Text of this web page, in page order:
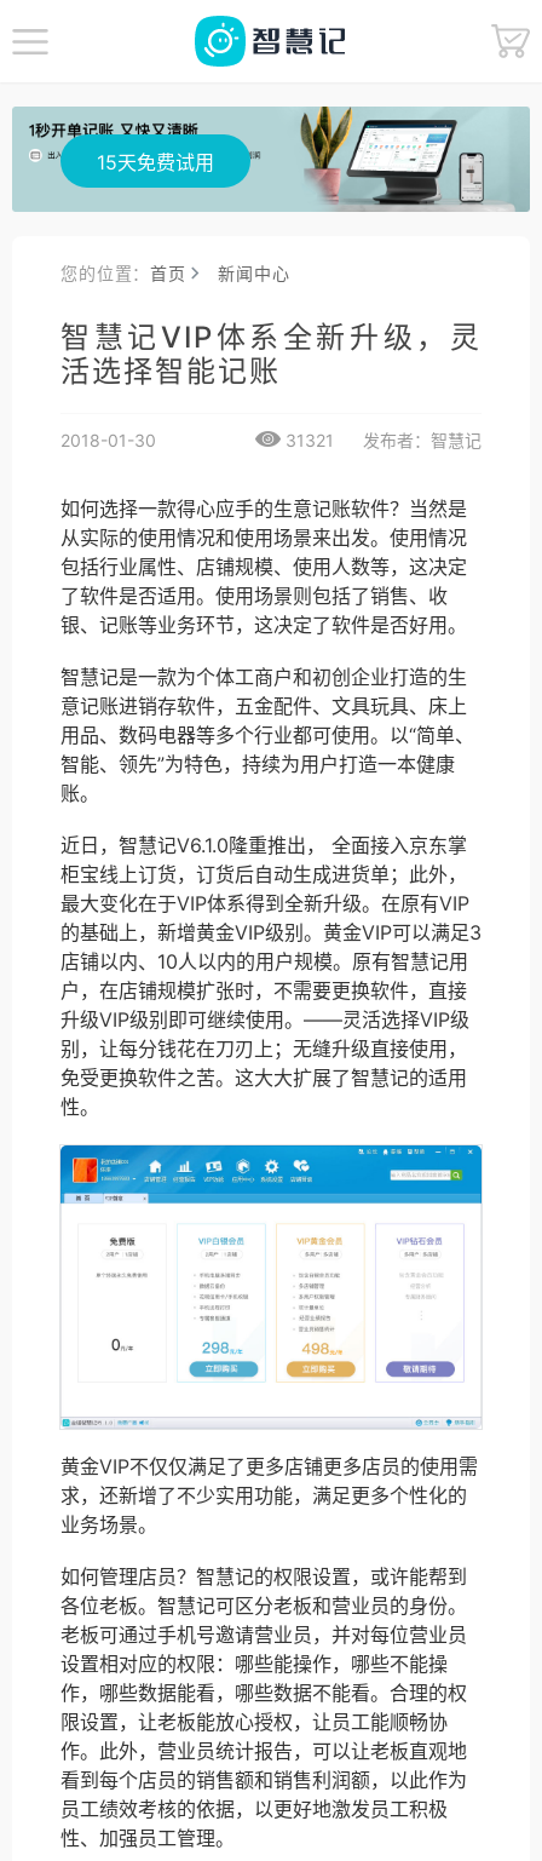
15天免费试用
您的位置：首页 新闻中心
智慧记VIP体系全新升级，灵
活选择智能记账
2018-01-30 31321 发布者：智慧记
如何选择一款得心应手的生意记账软件？当然是
从实际的使用情况和使用场景来出发。使用情况
包括行业属性、店铺规模、使用人数等，这决定
了软件是否适用。使用场景则包括了销售、收
银、记账等业务环节，这决定了软件是否好用。
智慧记是一款为个体工商户和初创企业打造的生
意记账进销存软件，五金配件、文具玩具、床上
用品、数码电器等多个行业都可使用。以“简单、
智能、领先”为特色，持续为用户打造一本健康
账。
近日，智慧记V6.1.0隆重推出， 全面接入京东掌
柜宝线上订货，订货后自动生成进货单；此外，
最大变化在于VIP体系得到全新升级。在原有VIP
的基础上，新增黄金VIP级别。黄金VIP可以满足3
店铺以内、10人以内的用户规模。原有智慧记用
户，在店铺规模扩张时，不需要更换软件，直接
升级VIP级别即可继续使用。——灵活选择VIP级
别，让每分钱花在刀刃上；无缝升级直接使用，
免受更换软件之苦。这大大扩展了智慧记的适用
性。
黄金VIP不仅仅满足了更多店铺更多店员的使用需
求，还新增了不少实用功能，满足更多个性化的
业务场景。
如何管理店员？智慧记的权限设置，或许能帮到
各位老板。智慧记可区分老板和营业员的身份。
老板可通过手机号邀请营业员，并对每位营业员
设置相对应的权限：哪些能操作，哪些不能操
作，哪些数据能看，哪些数据不能看。合理的权
限设置，让老板能放心授权，让员工能顺畅协
作。此外，营业员统计报告，可以让老板直观地
看到每个店员的销售额和销售利润额，以此作为
员工绩效考核的依据，以更好地激发员工积极
性、加强员工管理。